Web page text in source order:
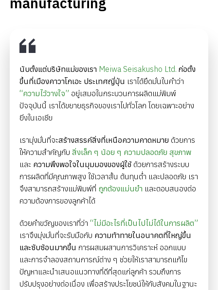
นับตั้งแต่บริษัทแม่ของเรา Meiwa Seisakusho Ltd. ก่อตั้ง
ขึ้นที่เมืองคาวาโกเอะ ประเทศญี่ปุ่น เราได้ยึดมั่นในคำว่า
“ความไว้วางใจ” อยู่เสมอในกระบวนการผลิตแม่พิมพ์
ปัจจุบันนี้ เราได้ขยายธุรกิจของเราไปทั่วโลก โดยเฉพาะอย่าง
ยิ่งในเอเชีย
เรามุ่งมั่นที่จะสร้างสรรค์สิ่งที่เหนือความคาดหมาย ด้วยการ
ให้ความสำคัญกับ สิ่งเล็ก ๆ น้อย ๆ ความปลอดภัย สุขภาพ
และ ความพึงพอใจในมุมมองของผู้ใช้ด้วยการสร้างระบบ
การผลิตที่มีคุณภาพสูง ใช้เวลาสั้น ต้นทุนต่ำ และปลอดภัย เรา
จึงสามารถสร้างแม่พิมพ์ที่ ถูกต้องแม่นยำ และตอบสนองต่อ
ความต้องการของลูกค้าได้
ด้วยคำขวัญของเราที่ว่า “ไม่มีอะไรที่เป็นไปไม่ได้ในการผลิต”
เราจึงมุ่งมั่นที่จะรับมือกับ ความท้าทายในอนาคตที่ใหญ่ขึ้น
และซับซ้อนมากขึ้น การผสมผสานการวิเคราะห์ ออกแบบ
และการจำลองสถานการณ์ต่าง ๆ ช่วยให้เราสามารถแก้ไข
ปัญหาและนำเสนอแนวทางที่ดีที่สุดแก่ลูกค้า รวมถึงการ
ปรับปรุงอย่างต่อเนื่อง เพื่อสร้างประโยชน์ให้กับสังคมในฐานะ